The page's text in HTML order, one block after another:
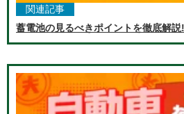
関連記事
蓄電池の見るべきポイントを徹底解